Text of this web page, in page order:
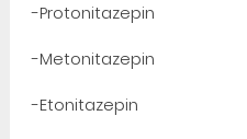
-Protonitazepin
-Metonitazepin
-Etonitazepin